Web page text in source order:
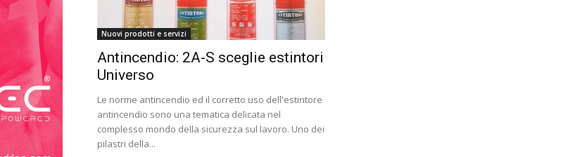
Nuovi prodotti e servizi
Antincendio: 2A-S sceglie estintori
Universo
Le norme antincendio ed il corretto uso dell'estintore
antincendio sono una tematica delicata nel
complesso mondo della sicurezza sul lavoro. Uno dei
pilastri della...